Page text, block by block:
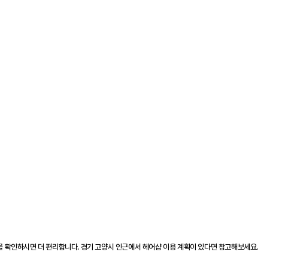
인하시면 더 편리합니다. 경기 고양시 인근에서 헤어샵 이용 계획이 있다면 참고해보세요.